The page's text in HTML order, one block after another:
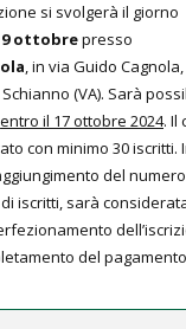
si svolgerà il giorno
ottobrepresso
, in via Guido Cagnola,
(VA). Sarà
entro il 17 ottobre 2024. Il
con minimo 30 iscritti.
del numero
iscritti, sarà
del